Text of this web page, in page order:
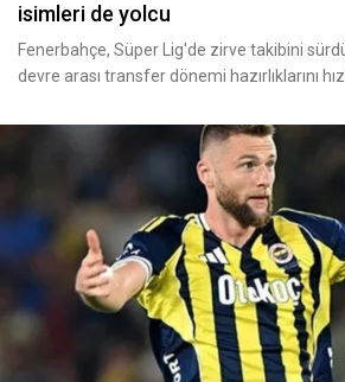
isimleri de yolcu
Fenerbahçe, Süper Lig'de zirve takibini
devre arası transfer dönemi hazırlıklarını